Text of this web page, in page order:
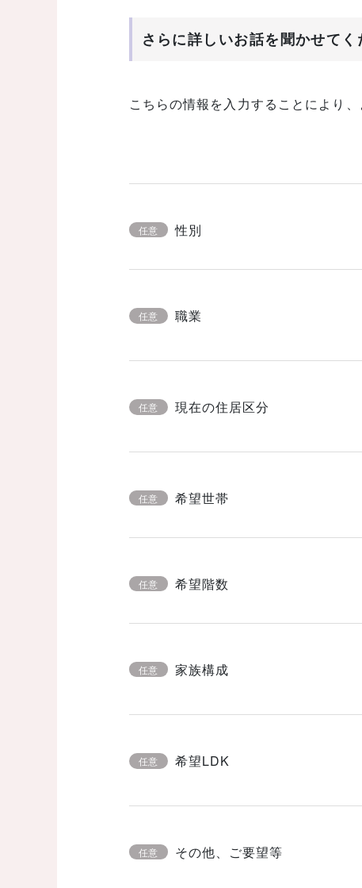
さらに詳しいお話を聞かせてく
こちらの情報を入力することにより
任意 性別
任意 職業
任意 現在の住居区分
任意 希望世帯
任意 希望階数
任意 家族構成
任意 希望LDK
任意 その他、ご要望等